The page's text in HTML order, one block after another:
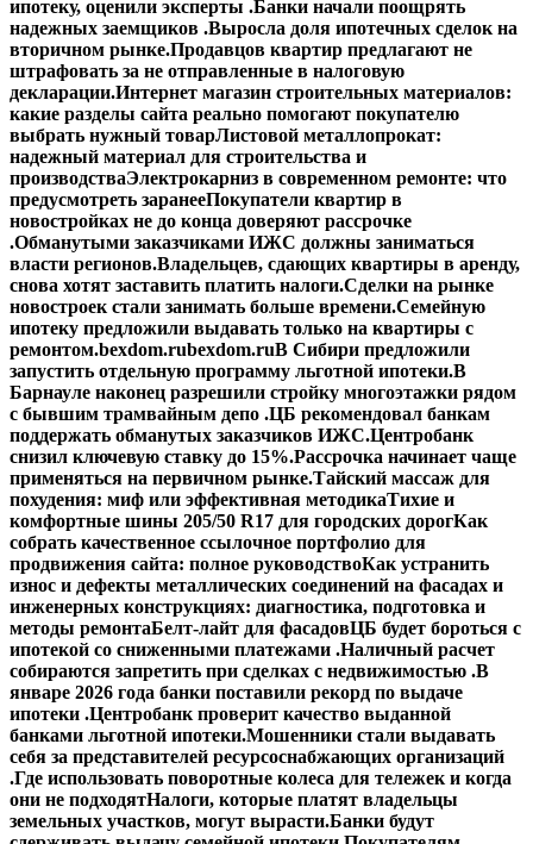
ипотеку, оценили эксперты .Банки начали поощрять
надежных заемщиков .Выросла доля ипотечных сделок на
вторичном рынке.Продавцов квартир предлагают не
штрафовать за не отправленные в налоговую
декларации.Интернет магазин строительных материалов:
какие разделы сайта реально помогают покупателю
выбрать нужный товарЛистовой металлопрокат:
надежный материал для строительства и
производстваЭлектрокарниз в современном ремонте: что
предусмотреть заранееПокупатели квартир в
новостройках не до конца доверяют рассрочке
.Обманутыми заказчиками ИЖС должны заниматься
власти регионов.Владельцев, сдающих квартиры в аренду,
снова хотят заставить платить налоги.Сделки на рынке
новостроек стали занимать больше времени.Семейную
ипотеку предложили выдавать только на квартиры с
ремонтом.bexdom.rubexdom.ruВ Сибири предложили
запустить отдельную программу льготной ипотеки.В
Барнауле наконец разрешили стройку многоэтажки рядом
с бывшим трамвайным депо .ЦБ рекомендовал банкам
поддержать обманутых заказчиков ИЖС.Центробанк
снизил ключевую ставку до 15%.Рассрочка начинает чаще
применяться на первичном рынке.Тайский массаж для
похудения: миф или эффективная методикаТихие и
комфортные шины 205/50 R17 для городских дорогКак
собрать качественное ссылочное портфолио для
продвижения сайта: полное руководствоКак устранить
износ и дефекты металлических соединений на фасадах и
инженерных конструкциях: диагностика, подготовка и
методы ремонтаБелт-лайт для фасадовЦБ будет бороться с
ипотекой со сниженными платежами .Наличный расчет
собираются запретить при сделках с недвижимостью .В
январе 2026 года банки поставили рекорд по выдаче
ипотеки .Центробанк проверит качество выданной
банками льготной ипотеки.Мошенники стали выдавать
себя за представителей ресурсоснабжающих организаций
.Где использовать поворотные колеса для тележек и когда
они не подходятНалоги, которые платят владельцы
земельных участков, могут вырасти.Банки будут